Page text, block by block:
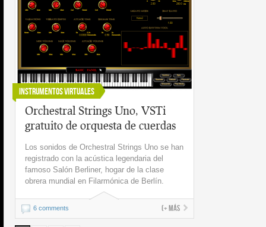
Instrumentos Virtuales
Orchestral Strings Uno, VSTi
gratuito de orquesta de cuerdas
Los sonidos de Orchestral Strings Uno se han
registrado con la acústica legendaria del
famoso Salón Berliner, hogar de la clase
obrera mundial en Filarmónica de Berlín.
6 comments (+ más